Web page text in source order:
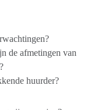
de afmetingen van
huurder?